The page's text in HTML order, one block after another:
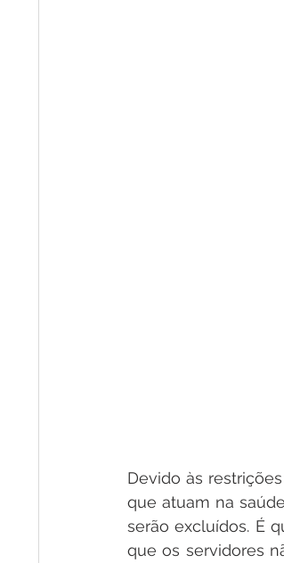
Devido às
que atuam na
serão excluídos. É
que os servidores